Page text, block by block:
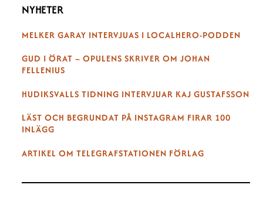
NYHETER
MELKER GARAY INTERVJUAS I LOCALHERO-PODDEN
GUD I ÖRAT – OPULENS SKRIVER OM JOHAN
FELLENIUS
HUDIKSVALLS TIDNING INTERVJUAR KAJ GUSTAFSSON
LÄST OCH BEGRUNDAT PÅ INSTAGRAM FIRAR 100
INLÄGG
ARTIKEL OM TELEGRAFSTATIONEN FÖRLAG